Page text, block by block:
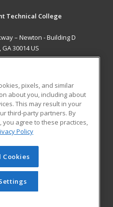
Technical College
– Newton - Building D
30014 US
RESOURCES
Student Blog
Cengage Learning. All rights
site cannot be reproduced or
obtained prior written
Learning.Privacy Policy
pixels, and similar
about you, including about
This may result in your
third-party partners. By
you agree to these practices,
Policy
Cookies